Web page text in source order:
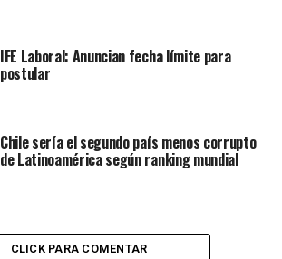
IFE Laboral: Anuncian fecha límite para
postular
Chile sería el segundo país menos corrupto
de Latinoamérica según ranking mundial
CLICK PARA COMENTAR